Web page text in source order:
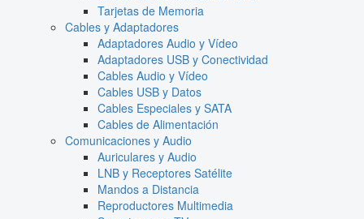
Tarjetas de Memoria
Cables y Adaptadores
Adaptadores Audio y Vídeo
Adaptadores USB y Conectividad
Cables Audio y Vídeo
Cables USB y Datos
Cables Especiales y SATA
Cables de Alimentación
Comunicaciones y Audio
Auriculares y Audio
LNB y Receptores Satélite
Mandos a Distancia
Reproductores Multimedia